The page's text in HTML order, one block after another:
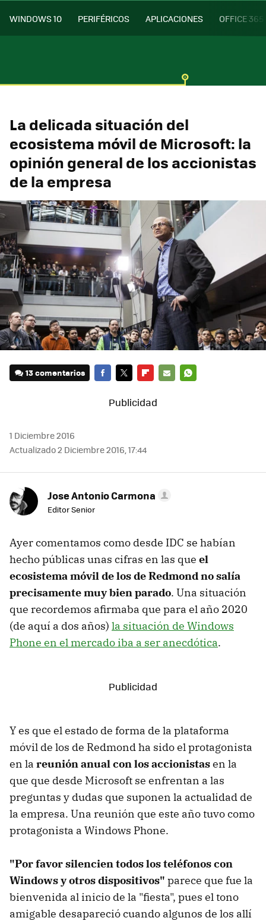
WINDOWS 10 PERIFÉRICOS APLICACIONES OFFICE 365
La delicada situación del
ecosistema móvil de Microsoft: la
opinión general de los accionistas
de la empresa
13 comentarios
1 Diciembre 2016
Actualizado 2 Diciembre 2016, 17:44
Jose Antonio Carmona
Editor Senior
Ayer comentamos como desde IDC se habían
hecho públicas unas cifras en las que el
ecosistema móvil de los de Redmond no salía
precisamente muy bien parado. Una situación
que recordemos afirmaba que para el año 2020
(de aquí a dos años) la situación de Windows
Phone en el mercado iba a ser anecdótica.
Y es que el estado de forma de la plataforma
móvil de los de Redmond ha sido el protagonista
en la reunión anual con los accionistasen la
que que desde Microsoft se enfrentan a las
preguntas y dudas que suponen la actualidad de
la empresa. Una reunión que este año tuvo como
protagonista a Windows Phone.
"Por favor silencien todos los teléfonos con
Windows y otros dispositivos" parece que fue la
bienvenida al inicio de la "fiesta", pues el tono
amigable desapareció cuando algunos de los allí